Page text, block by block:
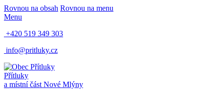
Rovnou na obsah Rovnou na menu
Menu
+420 519 349 303
info@pritluky.cz
Přítluky
a místní část Nové Mlýny